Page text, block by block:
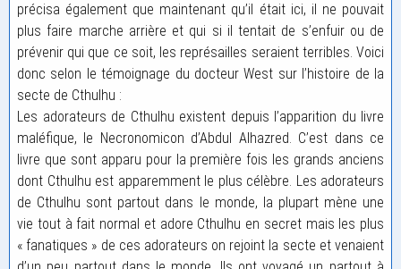
précisa également que maintenant qu’il était ici, il ne pouvait
plus faire marche arrière et qui si il tentait de s’enfuir ou de
prévenir qui que ce soit, les représailles seraient terribles. Voici
donc selon le témoignage du docteur West sur l’histoire de la
secte de Cthulhu :
Les adorateurs de Cthulhu existent depuis l’apparition du livre
maléfique, le Necronomicon d’Abdul Alhazred. C’est dans ce
livre que sont apparu pour la première fois les grands anciens
dont Cthulhu est apparemment le plus célèbre. Les adorateurs
de Cthulhu sont partout dans le monde, la plupart mène une
vie tout à fait normal et adore Cthulhu en secret mais les plus
« fanatiques » de ces adorateurs on rejoint la secte et venaient